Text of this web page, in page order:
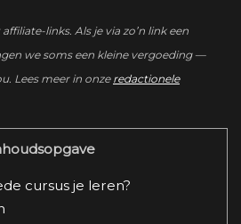
links. Als je via zo’n link een
we soms een kleine vergoeding —
Lees meer in onze redactionele
cursus je leren?